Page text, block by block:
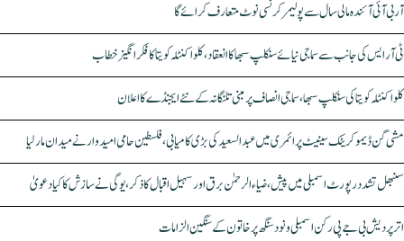
آر بی آئی آئندہ مالی سال سے پولیمر کرنسی نوٹ متعارف کرائے گا
ٹی آر ایس کی جانب سے سماجی نیائے سنکلپ سبھا کا انعقاد، کلواکنٹلہ کویتا کا فکر انگیز خطاب
کلواکنٹلہ کویتا کی سنکلپ سبھا، سماجی انصاف پر مبنی تلنگانہ کے نئے ایجنڈے کا اعلان
مشی گن ڈیموکریٹک سینیٹ پرائمری میں عبدالسعید کی بڑی کامیابی، فلسطین حامی امیدوار نے میدان مار لیا
سنبھل تشدد رپورٹ اسمبلی میں پیش، ضیاء الرحمٰن برق اور سہیل اقبال کا ذکر، یوگی نے سازش کا کیا دعویٰ
اتر پردیش بی جے پی رکن اسمبلی ونود سنگھ پر خاتون کے سنگین الزامات